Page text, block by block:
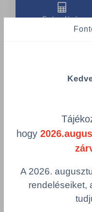
Számológép
hogy
A 2026.
rendeléseiket,